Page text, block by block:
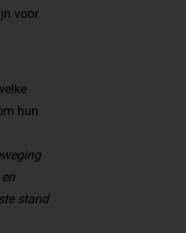
voor
hun
stand